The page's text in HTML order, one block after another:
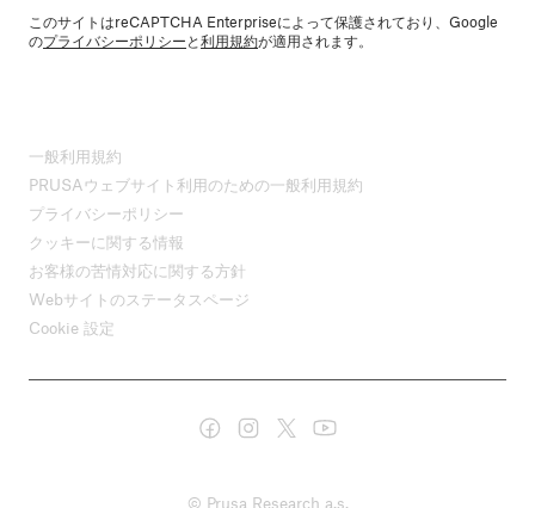
このサイトはreCAPTCHA Enterpriseによって保護されており、Google
のプライバシーポリシーと利用規約が適用されます。
一般利用規約
PRUSAウェブサイト利用のための一般利用規約
プライバシーポリシー
クッキーに関する情報
お客様の苦情対応に関する方針
Webサイトのステータスページ
Cookie 設定
© Prusa Research a.s.